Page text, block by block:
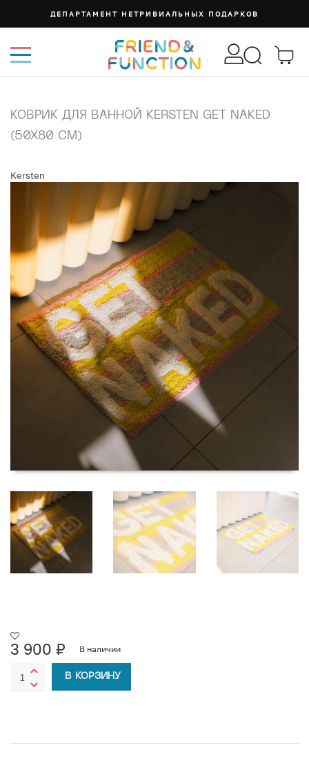
ДЕПАРТАМЕНТ НЕТРИВИАЛЬНЫХ ПОДАРКОВ
КОВРИК ДЛЯ ВАННОЙ KERSTEN GET NAKED
(50X80 СМ)
Kersten
3 900 ₽ В наличии
В КОРЗИНУ